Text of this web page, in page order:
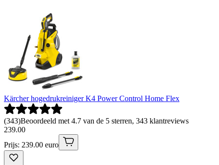
Kärcher hogedrukreiniger K4 Power Control Home Flex
(343)Beoordeeld met 4.7 van de 5 sterren, 343 klantreviews
239.00
Prijs: 239.00 euro